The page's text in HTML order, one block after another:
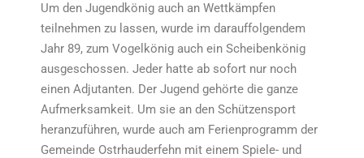
Um den Jugendkönig auch an Wettkämpfen
teilnehmen zu lassen, wurde im darauffolgendem
Jahr 89, zum Vogelkönig auch ein Scheibenkönig
ausgeschossen. Jeder hatte ab sofort nur noch
einen Adjutanten. Der Jugend gehörte die ganze
Aufmerksamkeit. Um sie an den Schützensport
heranzuführen, wurde auch am Ferienprogramm der
Gemeinde Ostrhauderfehn mit einem Spiele- und